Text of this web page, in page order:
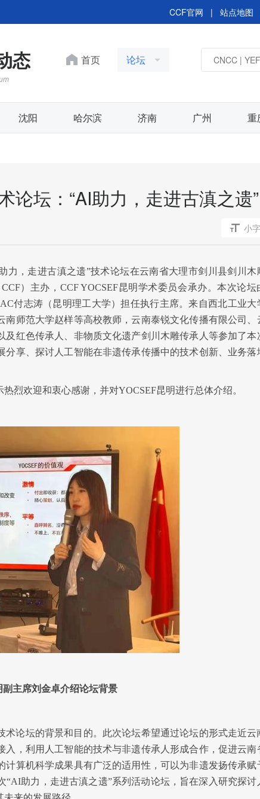
CCF官网 | 站点地图
态 首页 论坛
沈阳 哈尔滨 济南 广州 重
论坛：“AI助力，走进古滇之遗”
小字
力，走进古滇之遗”技术论坛在云南省大理市剑川县剑川木
）主办，CCF YOCSEF昆明学术委员会承办。本次论坛
付志涛（昆明理工大学）担任执行主席。来自西北工业大
师范大学赵样等高校教师，云南泰锐文化传播有限公司、
及红色传承人、非物质文化遗产剑川木雕传承人等参加了本
享、探讨人工智能在非遗传承传播中的技术创新、业务落
烈欢迎和衷心感谢，并对YOCSEF昆明进行总体介绍。
副主席刘金卓介绍论坛背景
术论坛的背景和目的。此次论坛希望通过论坛的形式走近云
，利用人工智能的技术与非遗传承人形成合作，促进云南
算机科学成果具有广泛的适用性，可以为非遗发扬传承赋
“AI助力，走进古滇之遗”系列活动论坛，旨在深入研究探讨
CCF YOCSEF 合肥顺利举
洞察大模型落地终端应用的
形态与核心技术”
2024-08-27
2024年8月3日，CCF YOCSEF
利举办技术论坛“从基座模型到